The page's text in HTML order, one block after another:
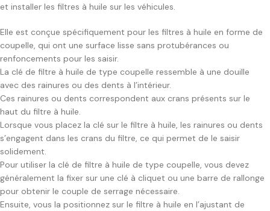
et installer les filtres à huile sur les véhicules.
Elle est conçue spécifiquement pour les filtres à huile en forme de
coupelle, qui ont une surface lisse sans protubérances ou
renfoncements pour les saisir.
La clé de filtre à huile de type coupelle ressemble à une douille
avec des rainures ou des dents à l’intérieur.
Ces rainures ou dents correspondent aux crans présents sur le
haut du filtre à huile.
Lorsque vous placez la clé sur le filtre à huile, les rainures ou dents
s’engagent dans les crans du filtre, ce qui permet de le saisir
solidement.
Pour utiliser la clé de filtre à huile de type coupelle, vous devez
généralement la fixer sur une clé à cliquet ou une barre de rallonge
pour obtenir le couple de serrage nécessaire.
Ensuite, vous la positionnez sur le filtre à huile en l’ajustant de